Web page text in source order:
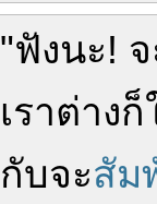
"ฟังนะ!
เราต่างก็
กับจะสัม